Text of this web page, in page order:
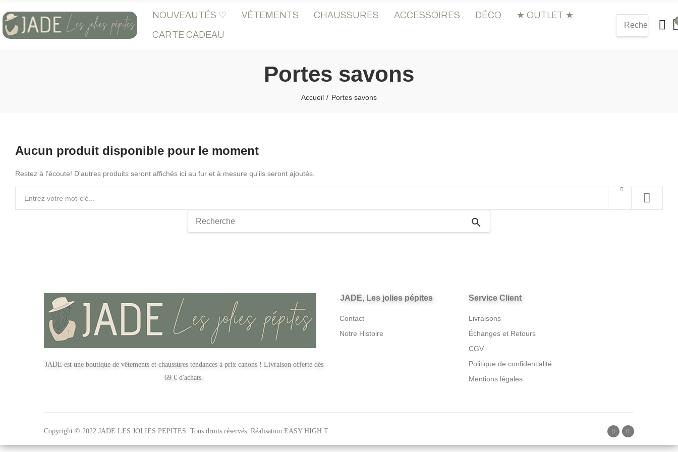
NOUVEAUTÉS ♡ VÊTEMENTS CHAUSSURES ACCESSOIRES DÉCO
★ OUTLET ★
CARTE CADEAU
Portes savons
Accueil Portes savons
Aucun produit disponible pour le moment
Restez à l'écoute! D'autres produits seront affichés ici au fur et à mesure qu'ils seront ajoutés.
search
JADE est une boutique de vêtements et chaussures tendances à prix canons ! Livraison offerte dès
69 € d'achats.
JADE, Les jolies pépites
Contact
Notre Histoire
Service Client
Livraisons
Échanges et Retours
CGV
Politique de confidentialité
Mentions légales
Copyright © 2022 JADE LES JOLIES PEPITES. Tous droits réservés. Réalisation EASY HIGH T